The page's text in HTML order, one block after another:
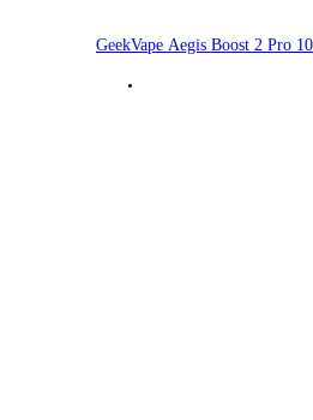
GeekVape Aegis Boost 2 Pro